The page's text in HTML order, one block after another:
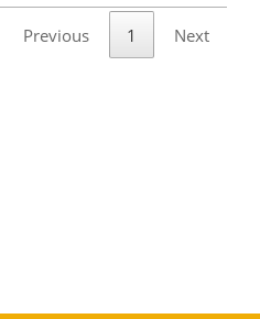
Previous 1 Next